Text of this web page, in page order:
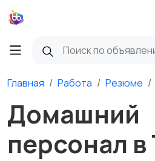
Главная Работа Резюме
Домашний
персонал в